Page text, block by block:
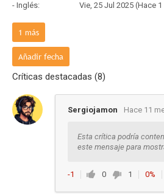
- Inglés:
Vie, 25 Jul 2025 (Hace 1
Francia:
- Frances:
1 más
Añadir fecha
Críticas destacadas (8)
Sergiojamon Hace 11
Esta crítica podría
este mensaje para
-1 0 1 0%